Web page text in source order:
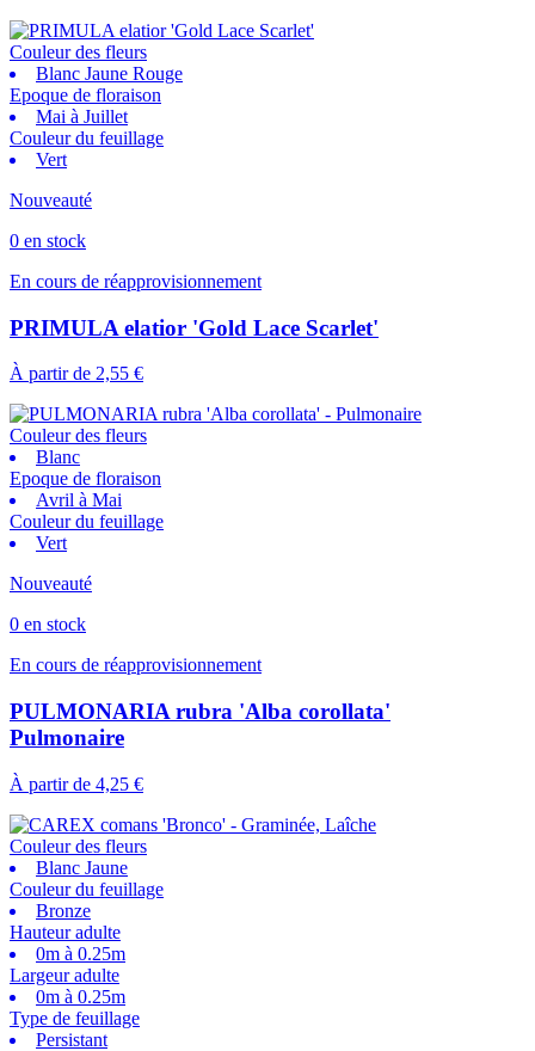
Couleur des fleurs
Blanc Jaune Rouge
Epoque de floraison
Mai à Juillet
Couleur du feuillage
Vert
Nouveauté
0 en stock
En cours de réapprovisionnement
PRIMULA elatior 'Gold Lace Scarlet'
À partir de 2,55 €
Couleur des fleurs
Blanc
Epoque de floraison
Avril à Mai
Couleur du feuillage
Vert
Nouveauté
0 en stock
En cours de réapprovisionnement
PULMONARIA rubra 'Alba corollata'
Pulmonaire
À partir de 4,25 €
Couleur des fleurs
Blanc Jaune
Couleur du feuillage
Bronze
Hauteur adulte
0m à 0.25m
Largeur adulte
0m à 0.25m
Type de feuillage
Persistant